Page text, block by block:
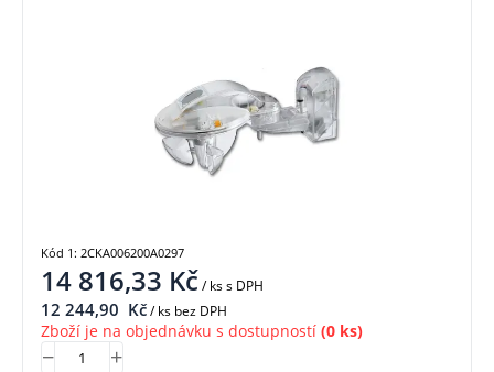
14 816,33 Kč/ kss DPH
12 244,90 Kč/ ks bez DPH
Zboží je na objednávku s dostupností (0 ks)
Kód 1: 2CKA006200A0297